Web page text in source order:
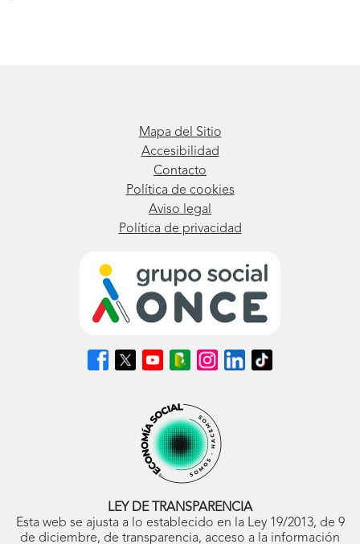
Mapa del Sitio
Accesibilidad
Contacto
Política de cookies
Aviso legal
Política de privacidad
Síguenos
en
Síguenos
en
ventana
nueva)
Síguenos
en
abrirá
en
ventana
nueva)
Síguenos
en
Blog
ONCE
(se
abrirá
en
ventana
Síguenos
en
abrirá
en
ventana
nueva)
Síguenos
en
Síguenos
en
LEY DE TRANSPARENCIA
Esta web se ajusta a lo establecido en la Ley 19/2013, de 9
de diciembre, de transparencia, acceso a la información